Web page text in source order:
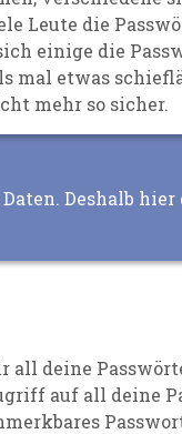
Leute die
einige die
mal etwas
mehr so sicher.
Deshalb
all deine
auf all deine